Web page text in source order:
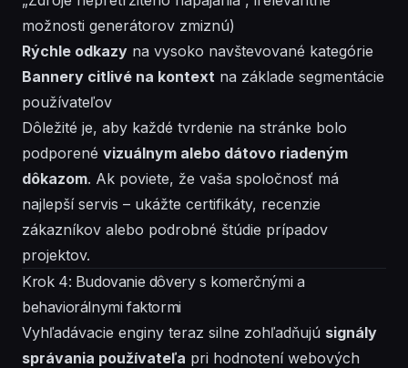
možnosti generátorov zmiznú)
Rýchle odkazy na vysoko navštevované kategórie
Bannery citlivé na kontext na základe segmentácie
používateľov
Dôležité je, aby každé tvrdenie na stránke bolo
podporené vizuálnym alebo dátovo riadeným
dôkazom. Ak poviete, že vaša spoločnosť má
najlepší servis – ukážte certifikáty, recenzie
zákazníkov alebo podrobné štúdie prípadov
projektov.
Krok 4: Budovanie dôvery s komerčnými a
behaviorálnymi faktormi
Vyhľadávacie enginy teraz silne zohľadňujú signály
správania používateľa pri hodnotení webových